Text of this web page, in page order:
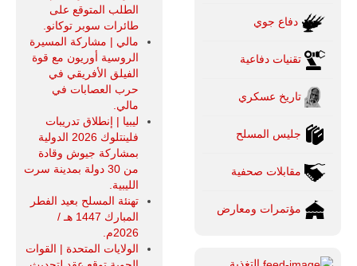
دفاع جوي
تقنيات دفاعية
تاريخ عسكري
جليس المسلح
مقابلات صحفية
مؤتمرات ومعارض
التغذية
الطلب المتوقع على
طائرات سوبر توكانو.
مالي | مشاركة المسيرة
الروسية أوريون مع قوة
الفيلق الأفريقي في
حرب العصابات في
مالي.
ليبيا | إنطلاق تدريبات
فلينتلوك 2026 الدولية
بمشاركة جيوش وقادة
من 30 دولة بمدينة سرت
الليبية.
تهنئة المسلح بعيد الفطر
المبارك 1447 هـ /
2026م.
الولايات المتحدة | القوات